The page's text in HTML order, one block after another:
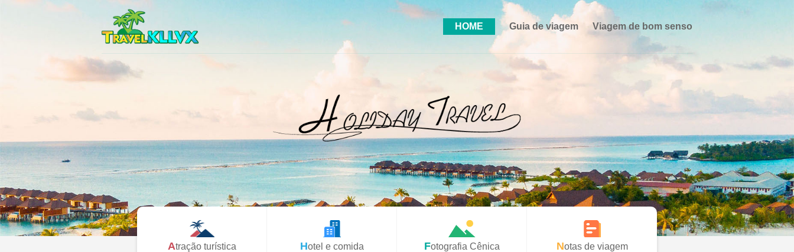
HOME Guia de viagem Viagem de bom senso
Atração turística Hotel e comida Fotografia Cênica Notas de viagem